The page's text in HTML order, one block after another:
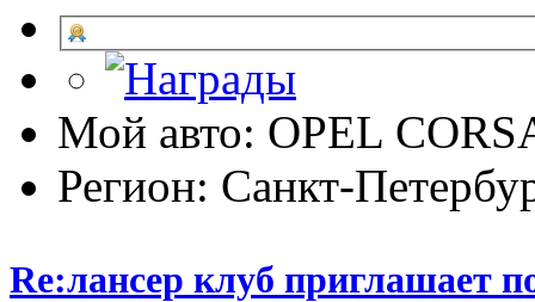
Мой авто: OPEL
Регион: Санкт-
Re:лансер клуб приглашает